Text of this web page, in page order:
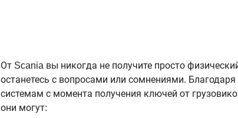
От Scania вы никогда не получите просто
останетесь с вопросами или сомнениями.
системам с момента получения ключей от
они могут: